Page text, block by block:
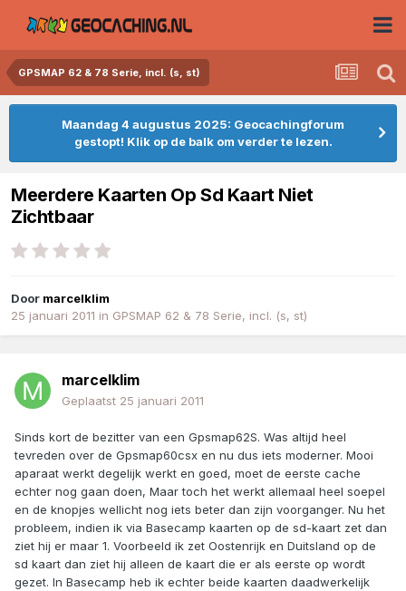
GPSMAP 62 & 78 Serie, incl. (s, st)
Maandag 4 augustus 2025: Geocachingforum
gestopt! Klik op de balk om verder te lezen.
Meerdere Kaarten Op Sd Kaart Niet
Zichtbaar
Door marcelklim
25 januari 2011 in GPSMAP 62 & 78 Serie, incl. (s, st)
marcelklim
Geplaatst 25 januari 2011
Sinds kort de bezitter van een Gpsmap62S. Was altijd heel
tevreden over de Gpsmap60csx en nu dus iets moderner. Mooi
aparaat werkt degelijk werkt en goed, moet de eerste cache
echter nog gaan doen, Maar toch het werkt allemaal heel soepel
en de knopjes wellicht nog iets beter dan zijn voorganger. Nu het
probleem, indien ik via Basecamp kaarten op de sd-kaart zet dan
ziet hij er maar 1. Voorbeeld ik zet Oostenrijk en Duitsland op de
sd kaart dan ziet hij alleen de kaart die er als eerste op wordt
gezet. In Basecamp heb ik echter beide kaarten daadwerkelijk